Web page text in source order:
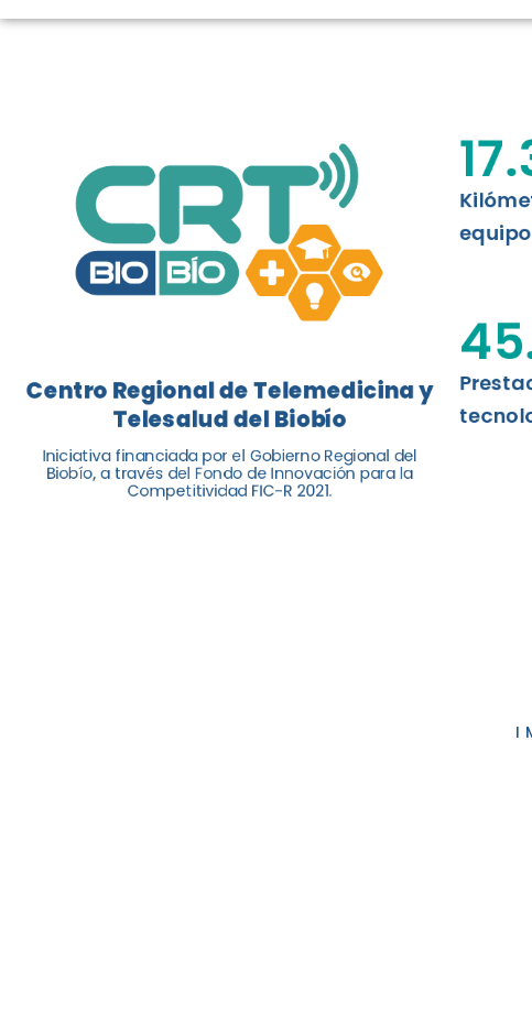
balance de tres años acercando la salud
Leer más
Centro Regional de Telemedicina y
Telesalud del Biobío
Iniciativa financiada por el Gobierno Regional del
Biobío, a través del Fondo de Innovación para la
Competitividad FIC-R 2021.
equipo